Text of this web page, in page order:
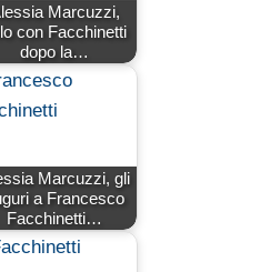
Marcuzzi,
con Facchinetti
dopo la…
Marcuzzi, gli
a Francesco
Facchinetti…